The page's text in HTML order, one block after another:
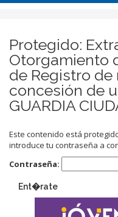
Protegido:
Otorgamiento
de Registro de
concesión de
GUARDIA
Este contenido está
introduce tu contraseña a
Contraseña:
Ent�rate